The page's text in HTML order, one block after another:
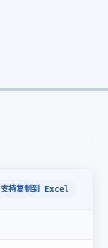
支持复制到 Excel